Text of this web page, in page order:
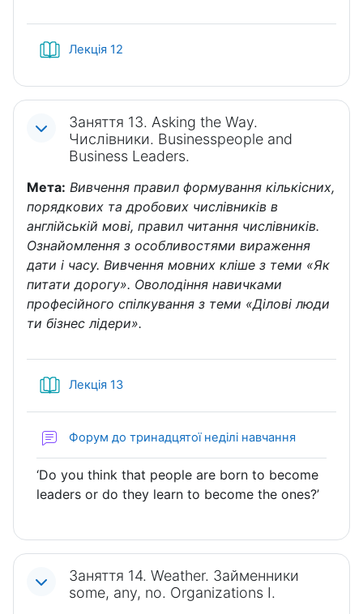
Лекція 12
Заняття 13. Asking the Way.
Числівники. Businesspeople and
Business Leaders.
Мета: Вивчення правил формування кількісних,
порядкових та дробових числівників в
англійській мові, правил читання числівників.
Ознайомлення з особливостями вираження
дати і часу. Вивчення мовних кліше з теми «Як
питати дорогу». Оволодіння навичками
професійного спілкування з теми «Ділові люди
ти бізнес лідери».
Лекція 13Книга
Форум до тринадцятої неділі навчання
‘Do you think that people are born to become
leaders or do they learn to become the ones?’
Заняття 14. Weather. Займенники
some, any, no. Organizations I.